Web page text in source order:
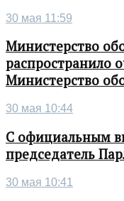
30 мая 11:59
Министерство
распространило
Министерство
30 мая 10:44
С официальным
председатель
30 мая 10:41